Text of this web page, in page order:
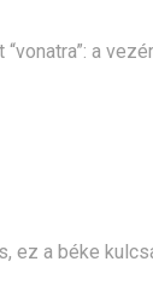
a
ez a béke